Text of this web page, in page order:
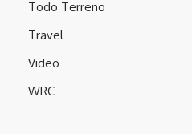
Todo Terreno
Travel
Video
WRC